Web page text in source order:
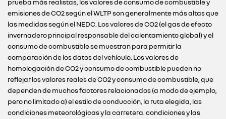
prueba más realistas, los valores de consumo de combustible y
emisiones de CO2 según el WLTP son generalmente más altas que
las medidas según el NEDC. Los valores de CO2 (el gas de efecto
invernadero principal responsable del calentamiento global) y el
consumo de combustible se muestran para permitir la
comparación de los datos del vehículo. Los valores de
homologación de CO2 y consumo de combustible pueden no
reflejar los valores reales de CO2 y consumo de combustible, que
dependen de muchos factores relacionados (a modo de ejemplo,
pero no limitado a) el estilo de conducción, la ruta elegida, las
condiciones meteorológicas y la carretera. condiciones y las